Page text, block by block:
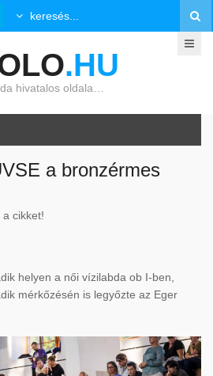
.HU
hivatalos oldala…
a bronzérmes
cikket!
helyen a női vízilabda ob I-ben,
mérkőzésén is legyőzte az Eger